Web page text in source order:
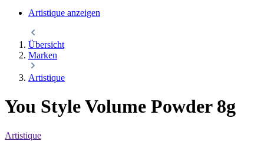
Artistique anzeigen
Übersicht
Marken
Artistique
You Style Volume Powder 8g
Artistique